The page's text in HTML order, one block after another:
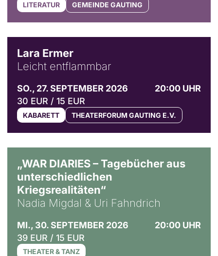
LITERATUR GEMEINDE GAUTING
Lara Ermer
Leicht entflammbar
SO., 27. SEPTEMBER 2026
20:00 UHR
30 EUR / 15 EUR
KABARETT THEATERFORUM GAUTING E.V.
„WAR DIARIES – Tagebücher aus
unterschiedlichen
Kriegsrealitäten“
Nadia Migdal & Uri Fahndrich
MI., 30. SEPTEMBER 2026
20:00 UHR
39 EUR / 15 EUR
THEATER & TANZ